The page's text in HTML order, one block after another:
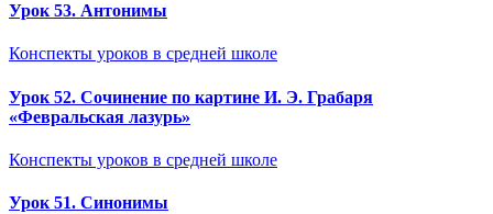
Урок 53. Антонимы
Конспекты уроков в средней школе
Урок 52. Сочинение по картине И. Э. Грабаря
«Февральская лазурь»
Конспекты уроков в средней школе
Урок 51. Синонимы